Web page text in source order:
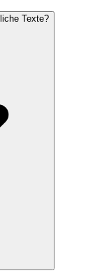
Texte?